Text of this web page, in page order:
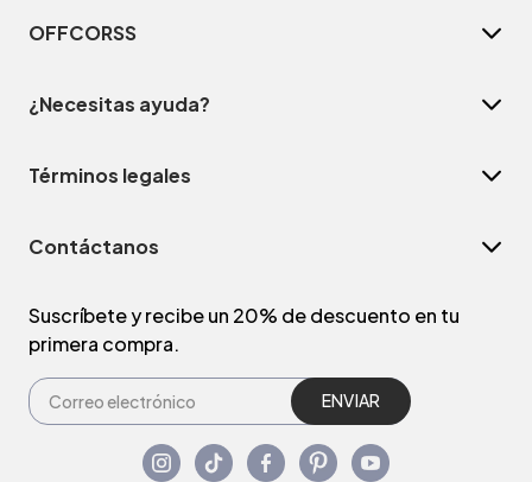
OFFCORSS
¿Necesitas ayuda?
Términos legales
Contáctanos
Suscríbete y recibe un 20% de descuento en tu
primera compra.
ENVIAR